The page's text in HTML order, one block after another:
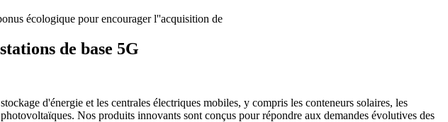
écologique pour encourager l''acquisition de
de base 5G
d'énergie et les centrales électriques mobiles, y compris les conteneurs solaires, les
Nos produits innovants sont conçus pour répondre aux demandes évolutives des